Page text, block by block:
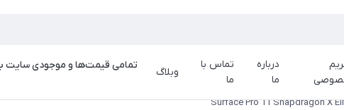
درباره
ما
تماس با
ما
وبلاگ